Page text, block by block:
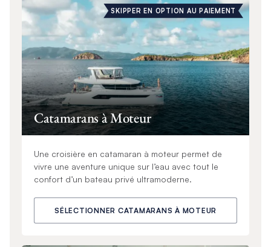
SKIPPER EN OPTION AU PAIEMENT
Catamarans à Moteur
Une croisière en catamaran à moteur permet de
vivre une aventure unique sur l’eau avec tout le
confort d’un bateau privé ultramoderne.
SÉLECTIONNER CATAMARANS À MOTEUR